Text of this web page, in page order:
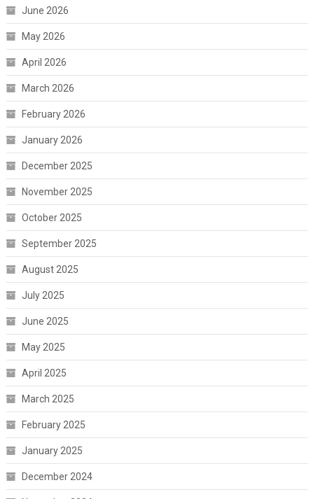
June 2026
May 2026
April 2026
March 2026
February 2026
January 2026
December 2025
November 2025
October 2025
September 2025
August 2025
July 2025
June 2025
May 2025
April 2025
March 2025
February 2025
January 2025
December 2024